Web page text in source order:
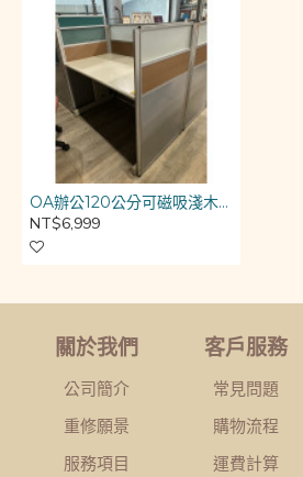
OA辦公120公分可磁吸淺木紋色屏風桌H型雙人組
NT$6,999
關於我們
公司簡介
重修願景
服務項目
客戶服務
常見問題
購物流程
運費計算